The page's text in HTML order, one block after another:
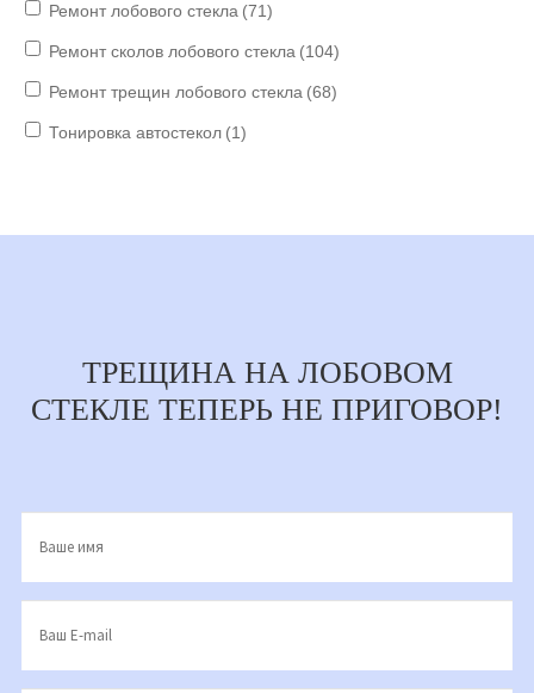
Ремонт лобового стекла (71)
Ремонт сколов лобового стекла (104)
Ремонт трещин лобового стекла (68)
Тонировка автостекол (1)
ТРЕЩИНА НА ЛОБОВОМ
СТЕКЛЕ ТЕПЕРЬ НЕ ПРИГОВОР!